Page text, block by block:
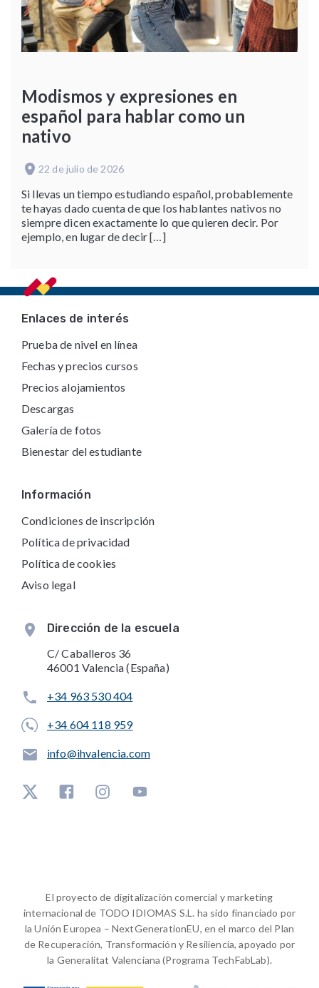
Modismos y expresiones en
español para hablar como un
nativo
22 de julio de 2026
Si llevas un tiempo estudiando español, probablemente
te hayas dado cuenta de que los hablantes nativos no
siempre dicen exactamente lo que quieren decir. Por
ejemplo, en lugar de decir […]
FooterEnlaces de interés
Prueba de nivel en línea
Fechas y precios cursos
Precios alojamientos
Descargas
Galería de fotos
Bienestar del estudiante
Información
Condiciones de inscripción
Política de privacidad
Política de cookies
Aviso legal
Dirección de la escuela
C/ Caballeros 36
46001 Valencia (España)
+34 963 530 404
+34 604 118 959
info@ihvalencia.com
El proyecto de digitalización comercial y marketing
internacional de TODO IDIOMAS S.L. ha sido financiado por
la Unión Europea – NextGenerationEU, en el marco del Plan
de Recuperación, Transformación y Resiliencia, apoyado por
la Generalitat Valenciana (Programa TechFabLab).